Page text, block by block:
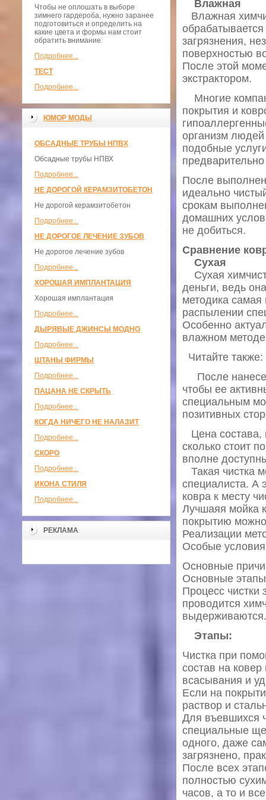
Чтобы не оплошать в выборе
зимнего гардероба, нужно заранее
подготовиться и определить на
какие цвета и формы нам стоит
обратить внимание.
Подробнее...
ТЕСТ
Подробнее...
ЮМОР МОДЫ
ОБСАДНЫЕ ТРУБЫ НПВХ
Обсадные трубы НПВХ
Подробнее...
НЕ ДОРОГОЙ КЕРАМЗИТОБЕТОН
Не дорогой керамзитобетон
Подробнее...
НЕ ДОРОГОЕ ЛЕЧЕНИЕ ЗУБОВ
Не дорогое лечение зубов
Подробнее...
ХОРОШАЯ ИМПЛАНТАЦИЯ
Хорошая имплантация
Подробнее...
ДЫРЯВЫЕ ДЖИНСЫ МОДНО
Подробнее...
ШТАНЫ ФИРМЫ
Подробнее...
ПАЦАНА НЕ СКРЫТЬ
Подробнее...
КОГДА НИЧЕГО НЕ НАЛАЗИТ
Подробнее...
СКОРО
Подробнее...
ИКОНА СТИЛЯ
Подробнее...
РЕКЛАМА
Влажная
Влажная
загрязнения,
поверхностью
После этой
экстрактором.
Многие
покрытия и
организм
подобные
После
идеально
срокам
домашних
не добиться.
Сравнение
Сухая
Сухая
деньги, ведь
методика
распылении
Особенно
влажном
Читайте
После
чтобы ее
специальным
позитивных
Цена состава,
сколько стоит
вполне
Такая чистка
специалиста. А
ковра к месту
Лучшаяя мойка
покрытию
Реализации
Особые
Основные
Основные этапы
Процесс чистки
проводится
выдерживаются.
Этапы:
Чистка при
состав на
всасывания и
Если на
раствор и
Для въевшихся
специальные
одного, даже
загрязнено,
После всех
полностью
часов, а то и